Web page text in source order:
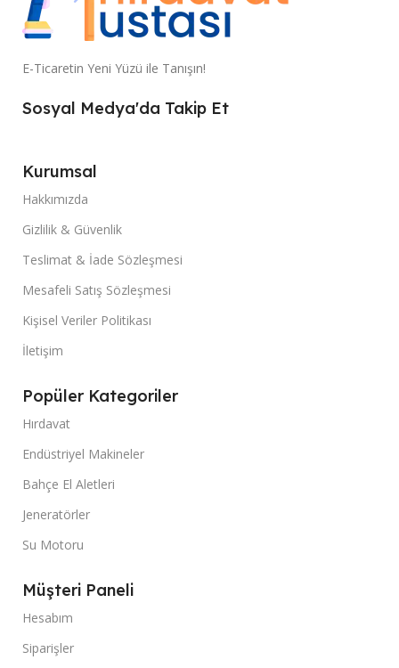
E-Ticaretin Yeni Yüzü ile Tanışın!
Sosyal Medya'da Takip Et
Kurumsal
Hakkımızda
Gizlilik & Güvenlik
Teslimat & İade Sözleşmesi
Mesafeli Satış Sözleşmesi
Kişisel Veriler Politikası
İletişim
Popüler Kategoriler
Hırdavat
Endüstriyel Makineler
Bahçe El Aletleri
Jeneratörler
Su Motoru
Müşteri Paneli
Hesabım
Siparişler